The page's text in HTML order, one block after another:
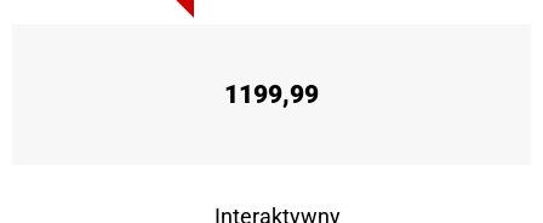
1199,99
Interaktywny